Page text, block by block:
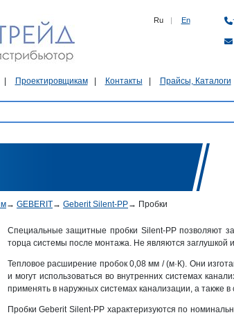
Ru | En
Проектировщикам Контакты Прайсы, Каталоги
→ GEBERIT→ Geberit Silent-PP→ Пробки
Специальные защитные пробки Silent-PP позволяют
торца системы после монтажа. Не являются заглушкой
Тепловое расширение пробок 0,08 мм / (м·К). Они
и могут использоваться во внутренних системах
применять в наружных системах канализации, а также
Пробки Geberit Silent-PP характеризуются по